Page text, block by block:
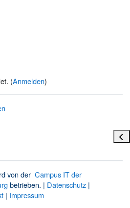
(Anmelden)
von der Campus IT der
betrieben. | Datenschutz|
| Impressum